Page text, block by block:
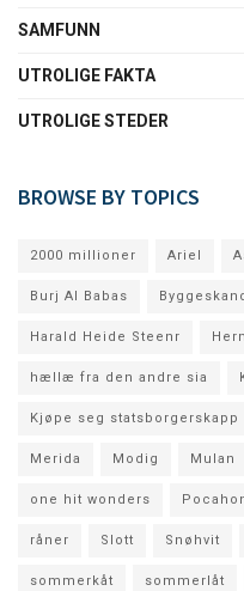
SAMFUNN
UTROLIGE FAKTA
UTROLIGE STEDER
BROWSE BY TOPICS
2000 millioner Ariel
Burj Al Babas
Harald Heide Steenr
hællæ fra den andre sia
Kjøpe seg statsborgerskapp
Merida Modig Mulan
one hit wonders
råner Slott Snøhvit
sommerkåt sommerlåt